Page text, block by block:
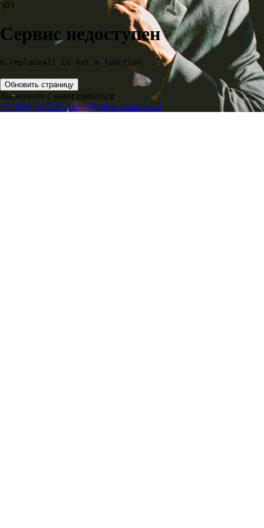
503
Сервис недоступен
e.replaceAll is not a function
Обновить страницу
Вы можете с нами связаться:
+7 (499) 418-00-40ebr@expert-business.ru